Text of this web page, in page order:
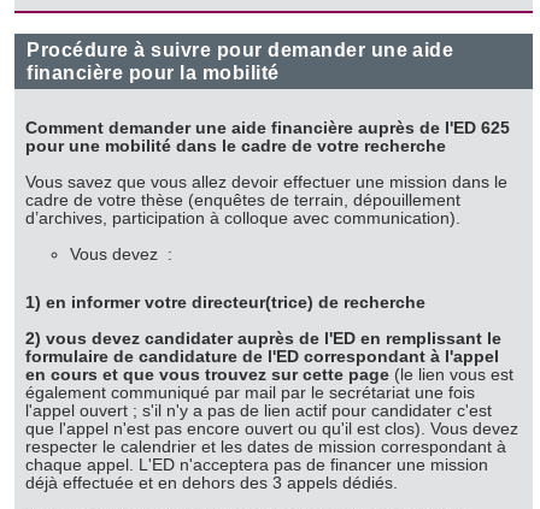
Procédure à suivre pour demander une aide
financière pour la mobilité
Comment demander une aide financière auprès de l'ED 625
pour une mobilité dans le cadre de votre recherche
Vous savez que vous allez devoir effectuer une mission dans le
cadre de votre thèse (enquêtes de terrain, dépouillement
d’archives, participation à colloque avec communication).
Vous devez :
1) en informer votre directeur(trice) de recherche
2)vous devez candidater auprès de l'ED en remplissant le
formulaire de candidature de l'ED correspondant à l'appel
en cours et que vous trouvez sur cette page (le lien vous est
également communiqué par mail par le secrétariat une fois
l'appel ouvert ; s'il n'y a pas de lien actif pour candidater c'est
que l'appel n'est pas encore ouvert ou qu'il est clos). Vous devez
respecter le calendrier et les dates de mission correspondant à
chaque appel. L'ED n'acceptera pas de financer une mission
déjà effectuée et en dehors des 3 appels dédiés.